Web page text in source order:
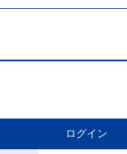
ログイン